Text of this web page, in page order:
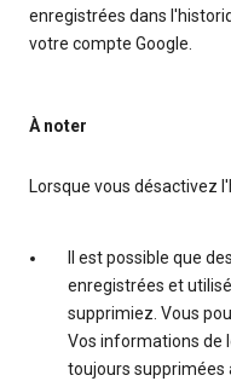
enregistrées dans
votre compte Google.
À noter
Lorsque vous désactivez
Il est possible que
enregistrées et
supprimiez. Vous
Vos informations de
toujours